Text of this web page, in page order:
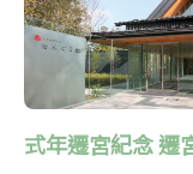
式年遷宮紀念 遷